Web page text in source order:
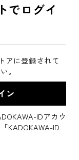
でログイ
アに登録されて
。
IDアカウ
KADOKAWA-ID